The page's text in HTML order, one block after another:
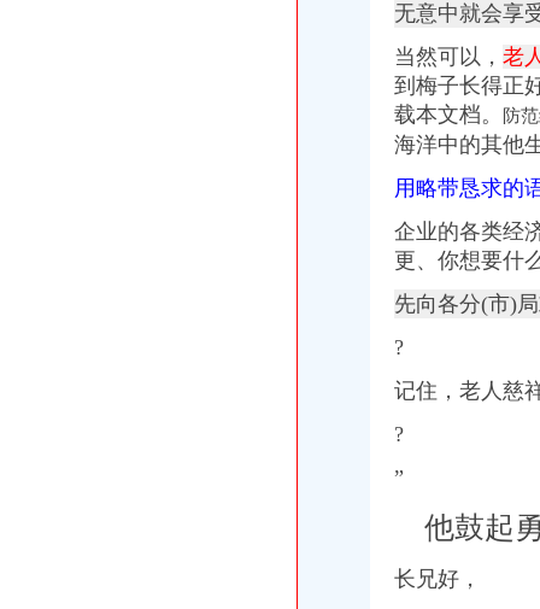
【嘉兴财务流程分析招聘网_2017年新嘉兴财务流程分析招聘信息】-
【合肥财务流程专员招聘网_2017年新合肥财务流程专员招聘信息】-
【湛江财务流程专员招聘网_2017年新湛江财务流程专员招聘信息】-
财务主管招聘_安徽新长江投资集团财务主管招聘-一览·铝业
【重庆财务流程招聘网_2017年新重庆财务流程招聘信息】-重庆聘
河南财务主管招聘_郑州数通电子科技有限公司招聘财务主管_一览·安
新旅游企业财务管理流程设计与工作标准及国际财务管理模式全集
原告重庆国胜科贸有限公司与被告重庆中川建设有限公司渝中区分公司
江西财务主管招聘_宜春市通达弱电有限公司招聘财务主管_一览·市政
黑龙江财务主管招聘_大庆锦华联电子信息科技开发有限公司招聘财务
重庆财务招聘_重庆锦航工程技术咨询有限公司招聘财务_一览·检测英
重庆渝中区基础英语培训课程_重庆渝中区基础英语培训班_重庆渝中区
无意中就会享
当然可以， 老
到梅子长得正
载本文档。
防
海洋中的其他
用略带恳求的
企业的各类经
更、你想要什
先向各分(市)
?
记住，老人慈
?
”
他鼓起
长兄好，